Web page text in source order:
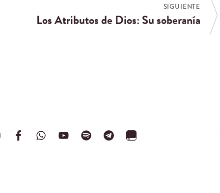
SIGUIENTE
Los Atributos de Dios: Su soberanía